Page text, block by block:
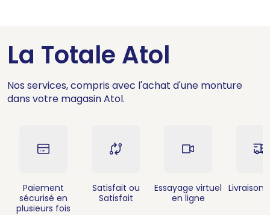
La Totale Atol
Nos services, compris avec l'achat d'une monture
dans votre magasin Atol.
Paiement
sécurisé en
plusieurs fois
Satisfait ou
Satisfait
Essayage virtuel
en ligne
Livraison